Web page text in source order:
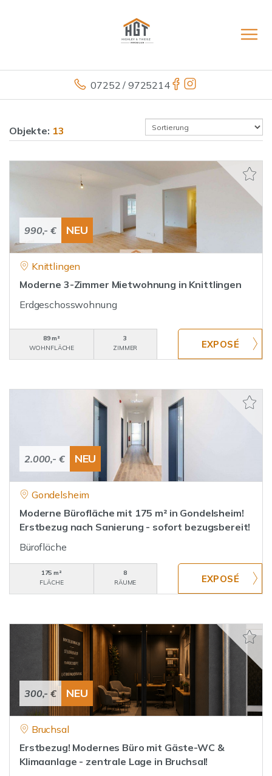
07252 / 9725214
Objekte: 13
990,- € NEU
Knittlingen
Moderne 3-Zimmer Mietwohnung in Knittlingen
Erdgeschosswohnung
89 m²
WOHNFLÄCHE
3
ZIMMER
2.000,- € NEU
Gondelsheim
Moderne Bürofläche mit 175 m² in Gondelsheim!
Erstbezug nach Sanierung - sofort bezugsbereit!
Bürofläche
175 m²
FLÄCHE
8
RÄUME
300,- € NEU
Bruchsal
Erstbezug! Modernes Büro mit Gäste-WC &
Klimaanlage - zentrale Lage in Bruchsal!